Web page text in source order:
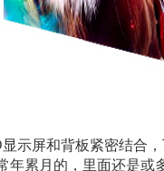
屏和背板紧密结合
年累月的，里面还是